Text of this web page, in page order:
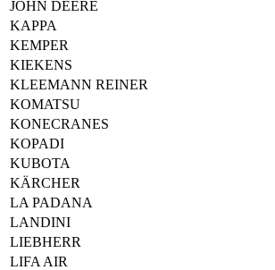
JOHN DEERE
KAPPA
KEMPER
KIEKENS
KLEEMANN REINER
KOMATSU
KONECRANES
KOPADI
KUBOTA
KÄRCHER
LA PADANA
LANDINI
LIEBHERR
LIFA AIR